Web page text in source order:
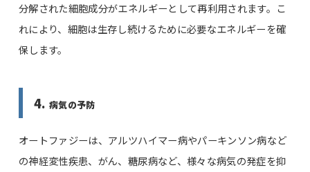
分解された細胞成分がエネルギーとして再利用されます。こ
れにより、細胞は生存し続けるために必要なエネルギーを確
保します。
4. 病気の予防
オートファジーは、アルツハイマー病やパーキンソン病など
の神経変性疾患、がん、糖尿病など、様々な病気の発症を抑